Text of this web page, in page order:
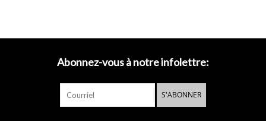
Abonnez-vous à notre infolettre:
S'ABONNER